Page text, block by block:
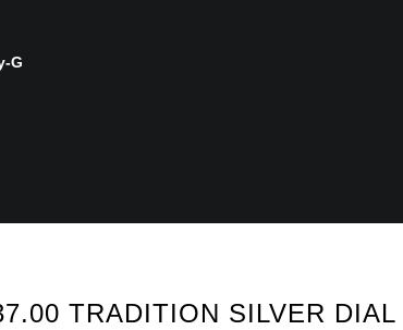
G
TRADITION SILVER DIAL